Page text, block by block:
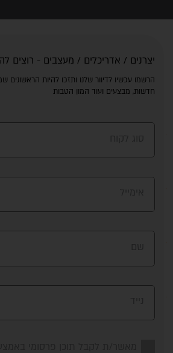
יצרנים / אדריכלים / מעצבים - רוצים
הרשמו עכשיו לדיוור שלנו ותזכו להיות הראשונים
חדשות, מבצעים ועוד המון הטבות